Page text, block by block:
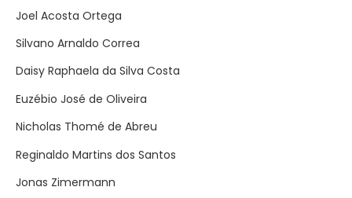
Joel Acosta Ortega
Silvano Arnaldo Correa
Daisy Raphaela da Silva Costa
Euzébio José de Oliveira
Nicholas Thomé de Abreu
Reginaldo Martins dos Santos
Jonas Zimermann